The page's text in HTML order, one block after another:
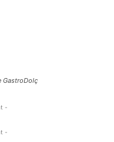
GastroDolç
-
-